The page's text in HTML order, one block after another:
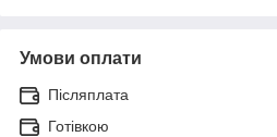
Умови оплати
Післяплата
Готівкою